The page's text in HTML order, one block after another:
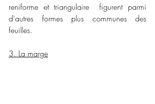
reniforme et triangulaire  figurent parmi
d'autres formes plus communes des
feuilles.
3. La marge